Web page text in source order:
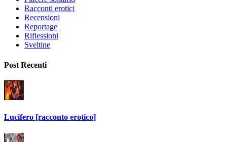
Racconti erotici
Recensioni
Reportage
Riflessioni
Sveltine
Post Recenti
Lucifero [racconto erotico]